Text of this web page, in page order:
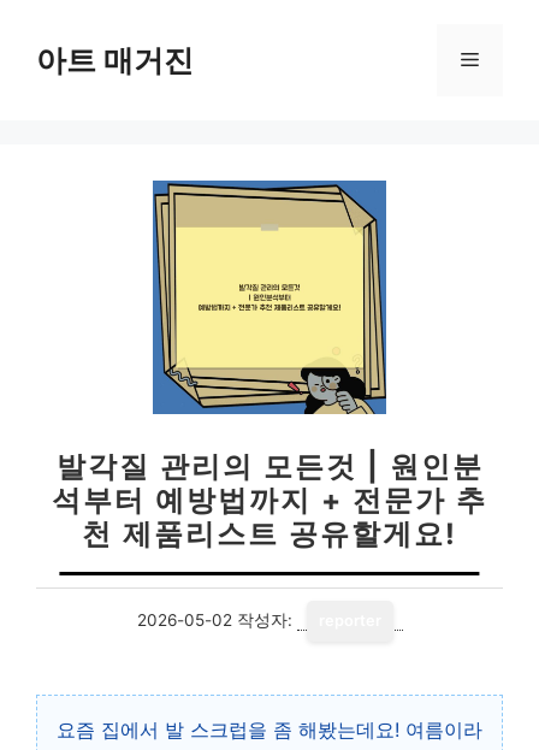
아트 매거진 메
발각질 관리의 모든것 | 원인분
석부터 예방법까지 + 전문가 추
천 제품리스트 공유할게요!
2026-05-02 작성자:
요즘 집에서 발 스크럽을 좀 해봤는데요! 여름이라